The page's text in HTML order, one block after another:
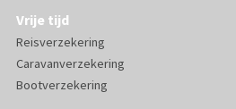
Vrije tijd
Reisverzekering
Caravanverzekering
Bootverzekering